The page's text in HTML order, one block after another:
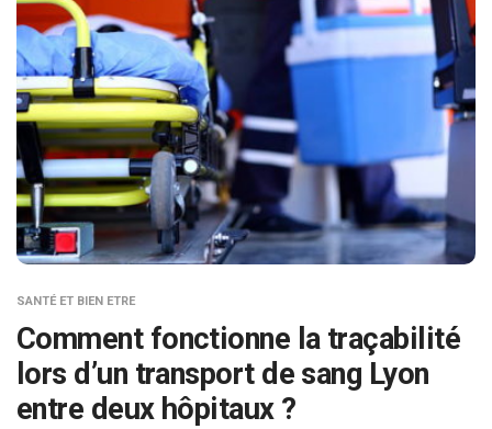
SANTÉ ET BIEN ETRE
Comment fonctionne la traçabilité
lors d’un transport de sang Lyon
entre deux hôpitaux ?